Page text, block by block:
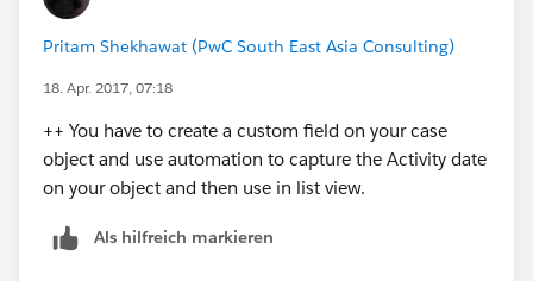
Pritam Shekhawat (PwC South East Asia Consulting)
18. Apr. 2017, 07:18
++ You have to create a custom field on your case
object and use automation to capture the Activity date
on your object and then use in list view.
Als hilfreich markieren